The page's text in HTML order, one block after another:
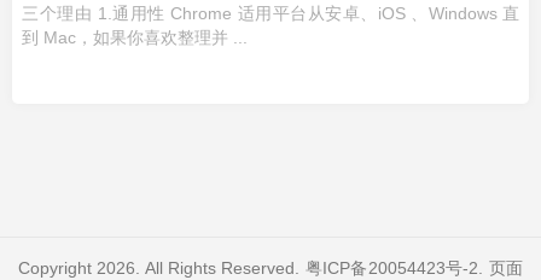
三个理由 1.通用性 Chrome 适用平台从安卓、iOS 、Windows 直
到 Mac，如果你喜欢整理并 ...
Copyright 2026. All Rights Reserved. 粤ICP备20054423号-2 . 页面